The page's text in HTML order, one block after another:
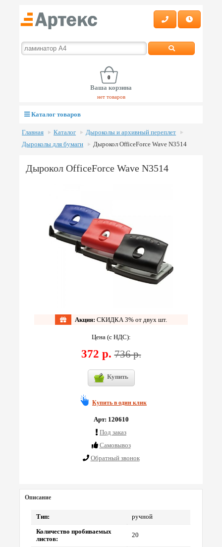
0
Ваша корзина
нет товаров
Каталог товаров
Главная Каталог
Дыроколы и архивный переплет
Дыроколы для бумаги
Дырокол OfficeForce Wave N3514
Дырокол OfficeForce Wave N3514
Акция: СКИДКА 3% от двух шт.
Цена (с НДС):
372 р.736 р.
Купить
Купить в один клик
Арт: 120610
Под заказ
Cамовывоз
Обратный звонок
Описание
Тип: ручной
Количество пробиваемых
листов:
20